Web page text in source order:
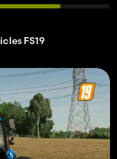
FS19